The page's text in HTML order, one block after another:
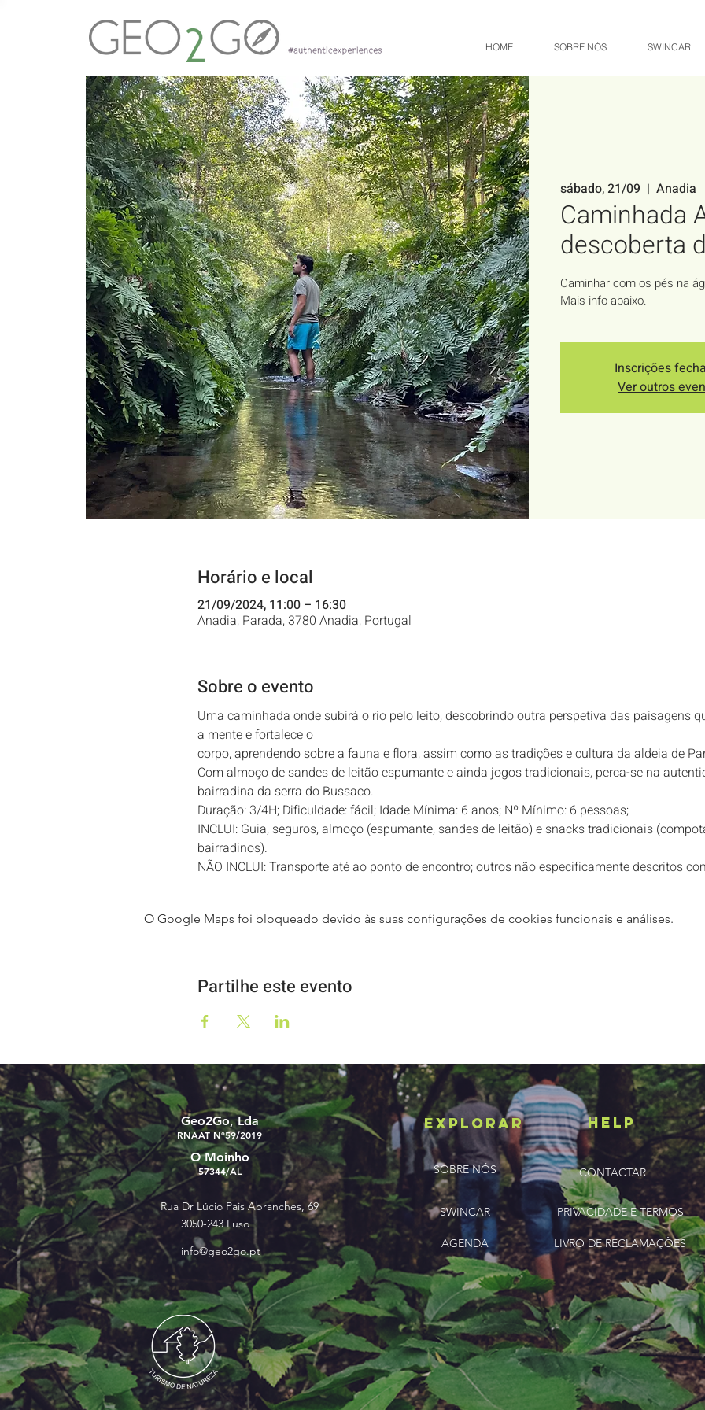
HOME SOBRE NÓS SWINCAR
sábado, 21/09
  |
Anadia
Caminhada
descoberta
Caminhar com os pés na
Mais info abaixo.
Inscrições
Ver outros
Horário e local
21/09/2024, 11:00 – 16:30
Anadia, Parada, 3780 Anadia, Portugal
Sobre o evento
Uma caminhada onde subirá o rio pelo leito, descobrindo outra perspetiva das paisagens
a mente e fortalece o
corpo, aprendendo sobre a fauna e flora, assim como as tradições e cultura da aldeia de
Com almoço de sandes de leitão espumante e ainda jogos tradicionais, perca-se na
bairradina da serra do Bussaco.
Duração: 3/4H; Dificuldade: fácil; Idade Mínima: 6 anos; Nº Mínimo: 6 pessoas;
INCLUI: Guia, seguros, almoço (espumante, sandes de leitão) e snacks tradicionais
bairradinos).
NÃO INCLUI: Transporte até ao ponto de encontro; outros não especificamente descritos
O Google Maps foi bloqueado devido às suas configurações de cookies funcionais e análises.
Partilhe este evento
Geo2Go, Lda
RNAAT Nº59/2019
O Moinho
57344/AL
Rua Dr Lúcio Pais Abranches, 69
3050-243 Luso
info@geo2go.pt
ExplorAR HELP
SOBRE NÓS
SWINCAR
AGENDA
CONTACTAR
PRIVACIDADE E TERMOS
LIVRO DE RECLAMAÇÕES